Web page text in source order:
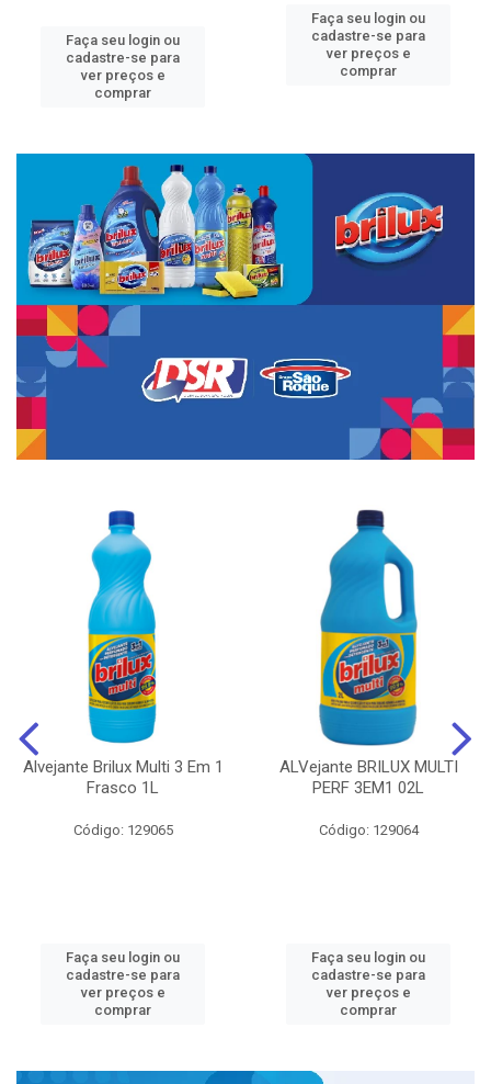
Faça seu login ou
cadastre-se para
ver preços e
comprar
Faça seu login ou
cadastre-se para
ver preços e
comprar
Alvejante Brilux Multi 3 Em 1
Frasco 1L
Código: 129065
Faça seu login ou
cadastre-se para
ver preços e
comprar
ALVejante BRILUX MULTI
PERF 3EM1 02L
Código: 129064
Faça seu login ou
cadastre-se para
ver preços e
comprar